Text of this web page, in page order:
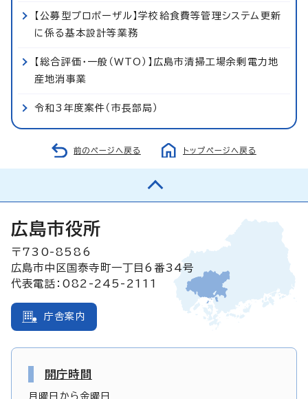
【公募型プロポーザル】学校給食費等管理システム更新
に係る基本設計等業務
【総合評価・一般（WTO）】広島市清掃工場余剰電力地
産地消事業
令和3年度案件（市長部局）
前のページへ戻る トップページへ戻る
広島市役所
〒730-8586
広島市中区国泰寺町一丁目6番34号
代表電話：082-245-2111
庁舎案内
開庁時間
月曜日から金曜日